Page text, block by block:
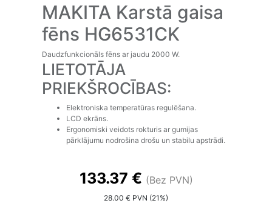
MAKITA Karstā gaisa
fēns HG6531CK
Daudzfunkcionāls fēns ar jaudu 2000 W.
LIETOTĀJA
PRIEKŠROCĪBAS:
Elektroniska temperatūras regulēšana.
LCD ekrāns.
Ergonomiski veidots rokturis ar gumijas
pārklājumu nodrošina drošu un stabilu apstrādi.
133.37 € (Bez PVN)
28.00 € PVN (21%)